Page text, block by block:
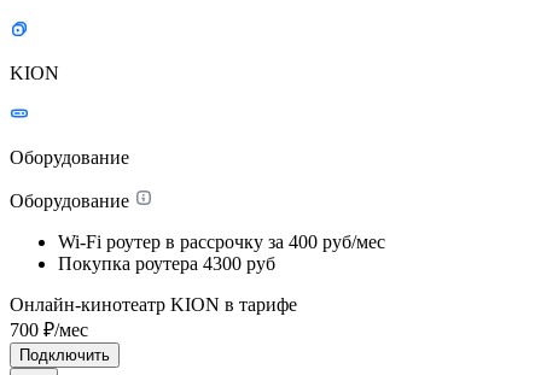
KION
Оборудование
Оборудование
Wi-Fi роутер в рассрочку за 400 руб/мес
Покупка роутера 4300 руб
Онлайн-кинотеатр KION в тарифе
700 ₽/мес
Подключить